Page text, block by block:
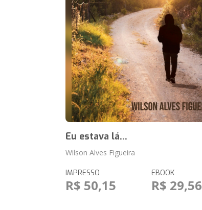
Eu estava lá...
Wilson Alves Figueira
IMPRESSO
R$ 50,15
EBOOK
R$ 29,56